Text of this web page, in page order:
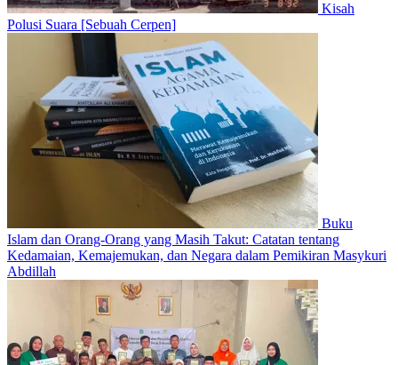
Kisah
Polusi Suara [Sebuah Cerpen]
Buku
Islam dan Orang-Orang yang Masih Takut: Catatan tentang
Kedamaian, Kemajemukan, dan Negara dalam Pemikiran Masykuri
Abdillah